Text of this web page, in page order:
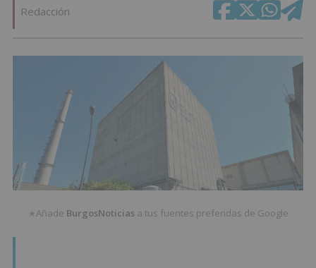
Redacción
★Añade BurgosNoticias a tus fuentes preferidas de Google